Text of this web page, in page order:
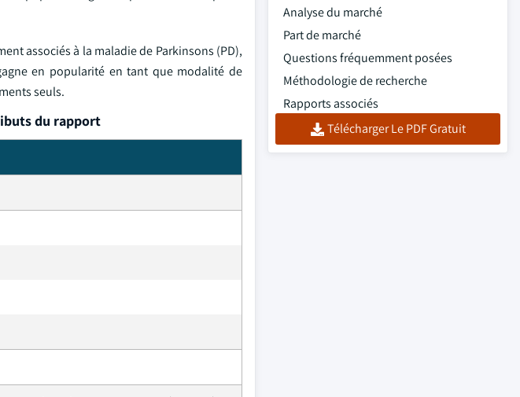
associés à la maladie de Parkinsons (PD),
en popularité en tant que modalité de
seuls.
du rapport
Analyse du marché
Part de marché
Questions fréquemment posées
Méthodologie de recherche
Rapports associés
Télécharger Le PDF Gratuit